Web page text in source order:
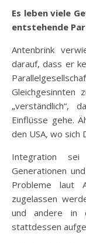
Es leben viele
entstehende
Antenbrink
darauf, dass er
Gleichgesinnten
„verständlich“,
Einflüsse gehe.
den USA, wo sich
Integration
Generationen
Probleme laut
zugelassen
und andere in
stattdessen